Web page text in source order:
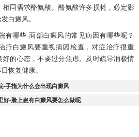
同需求酪氨酸。酪氨酸许多损耗，必定影
白癜风。
哪些-面部白癜风的常见病因有哪些呢？
疗白癜风要重视病因检查，对症治疗很重
的心态，不要过分焦虑。及时疏导消极情
恢复健康。
-手指为什么会出现白癜风
好-脸上患有白癜风要怎么做呢